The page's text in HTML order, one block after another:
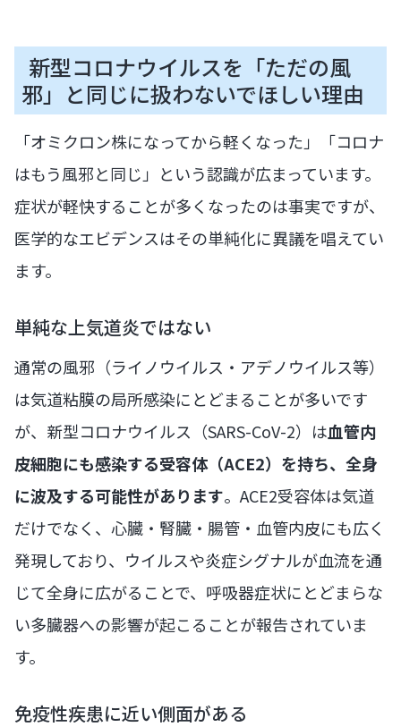
新型コロナウイルスを「ただの風
邪」と同じに扱わないでほしい理由
「オミクロン株になってから軽くなった」「コロナ
はもう風邪と同じ」という認識が広まっています。
症状が軽快することが多くなったのは事実ですが、
医学的なエビデンスはその単純化に異議を唱えてい
ます。
単純な上気道炎ではない
通常の風邪（ライノウイルス・アデノウイルス等）
は気道粘膜の局所感染にとどまることが多いです
が、新型コロナウイルス（SARS-CoV-2）は血管内
皮細胞にも感染する受容体（ACE2）を持ち、全身
に波及する可能性があります。ACE2受容体は気道
だけでなく、心臓・腎臓・腸管・血管内皮にも広く
発現しており、ウイルスや炎症シグナルが血流を通
じて全身に広がることで、呼吸器症状にとどまらな
い多臓器への影響が起こることが報告されていま
す。
免疫性疾患に近い側面がある